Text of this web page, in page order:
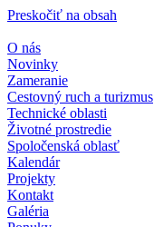
Preskočiť na obsah
O nás
Novinky
Zameranie
Cestovný ruch a turizmus
Technické oblasti
Životné prostredie
Spoločenská oblasť
Kalendár
Projekty
Kontakt
Galéria